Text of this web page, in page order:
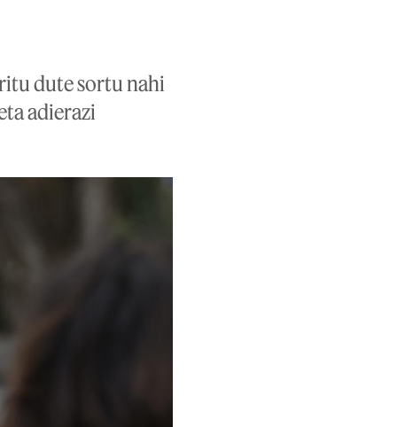
dute sortu nahi
adierazi